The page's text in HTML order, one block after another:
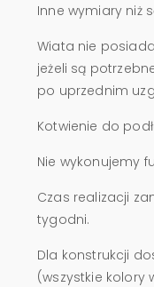
Inne wymiary niż
Wiata nie
jeżeli są
po uprzednim
Kotwienie do
Nie wykonujemy
Czas realizacji
tygodni.
Dla konstrukcji
(wszystkie kolory